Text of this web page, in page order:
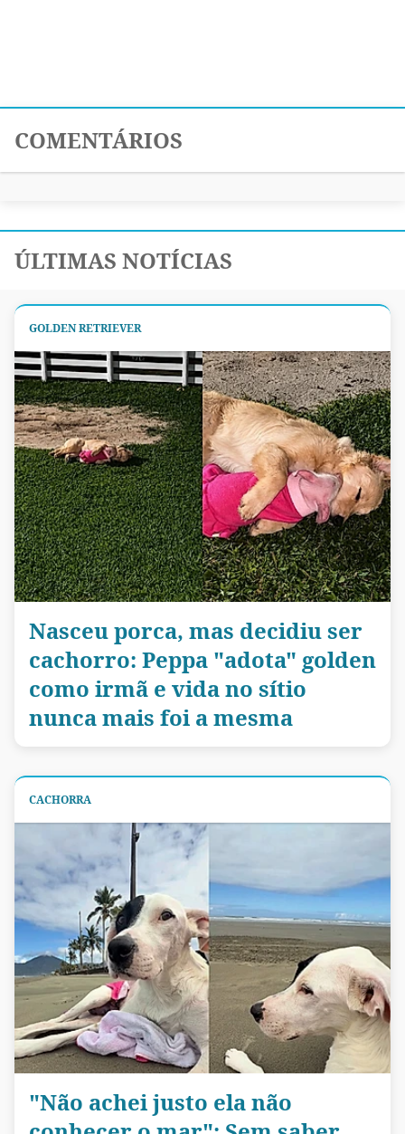
COMENTÁRIOS
ÚLTIMAS NOTÍCIAS
GOLDEN RETRIEVER
Nasceu porca, mas decidiu ser
cachorro: Peppa "adota" golden
como irmã e vida no sítio
nunca mais foi a mesma
CACHORRA
"Não achei justo ela não